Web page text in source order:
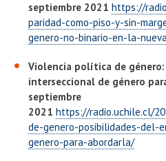
septiembre 2021 ​ https://
paridad-como-piso-y-sin-
genero-no-binario-en-la-
Violencia política de
interseccional de género
septiembre
2021 https://radio.uchile.cl/
de-genero-posibilidades-del-
genero-para-abordarla/